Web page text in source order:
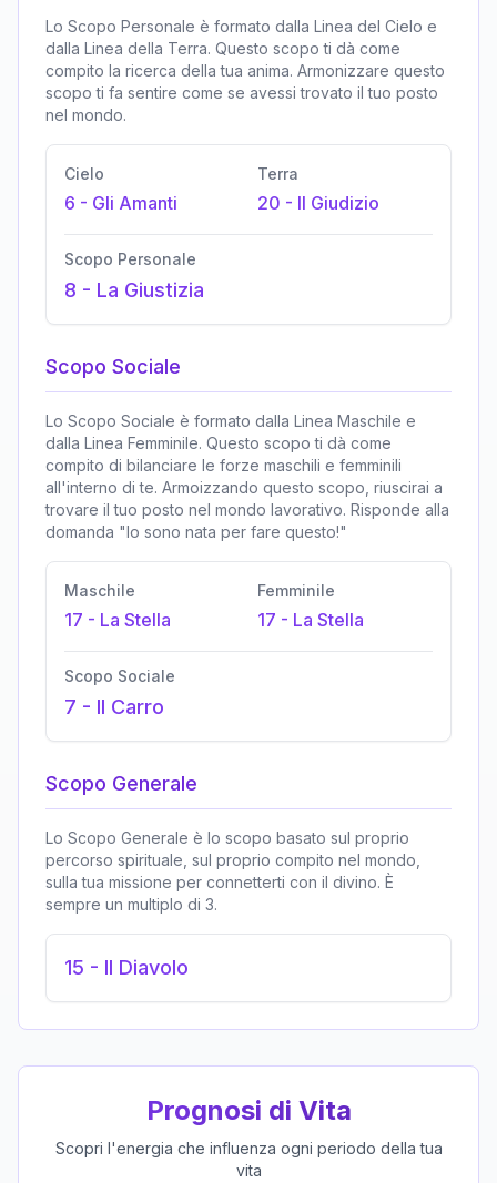
Lo Scopo Personale è formato dalla Linea del Cielo e
dalla Linea della Terra. Questo scopo ti dà come
compito la ricerca della tua anima. Armonizzare questo
scopo ti fa sentire come se avessi trovato il tuo posto
nel mondo.
Cielo
6 - Gli Amanti
Terra
20 - Il Giudizio
Scopo Personale
8 - La Giustizia
Scopo Sociale
Lo Scopo Sociale è formato dalla Linea Maschile e
dalla Linea Femminile. Questo scopo ti dà come
compito di bilanciare le forze maschili e femminili
all'interno di te. Armoizzando questo scopo, riuscirai a
trovare il tuo posto nel mondo lavorativo. Risponde alla
domanda "Io sono nata per fare questo!"
Maschile
17 - La Stella
Femminile
17 - La Stella
Scopo Sociale
7 - Il Carro
Scopo Generale
Lo Scopo Generale è lo scopo basato sul proprio
percorso spirituale, sul proprio compito nel mondo,
sulla tua missione per connetterti con il divino. È
sempre un multiplo di 3.
15 - Il Diavolo
Prognosi di Vita
Scopri l'energia che influenza ogni periodo della tua
vita